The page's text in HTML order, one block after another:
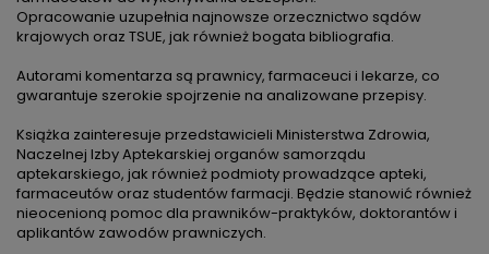
Opracowanie uzupełnia najnowsze orzecznictwo sądów
krajowych oraz TSUE, jak również bogata bibliografia.
Autorami komentarza są prawnicy, farmaceuci i lekarze, co
gwarantuje szerokie spojrzenie na analizowane przepisy.
Książka zainteresuje przedstawicieli Ministerstwa Zdrowia,
Naczelnej Izby Aptekarskiej organów samorządu
aptekarskiego, jak również podmioty prowadzące apteki,
farmaceutów oraz studentów farmacji. Będzie stanowić również
nieocenioną pomoc dla prawników-praktyków, doktorantów i
aplikantów zawodów prawniczych.